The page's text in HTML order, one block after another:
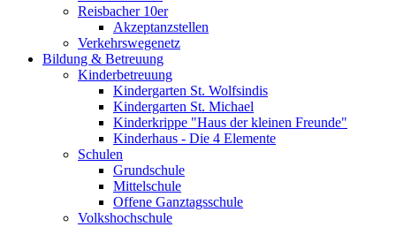
Reisbacher 10er
Akzeptanzstellen
Verkehrswegenetz
Bildung & Betreuung
Kinderbetreuung
Kindergarten St. Wolfsindis
Kindergarten St. Michael
Kinderkrippe "Haus der kleinen Freunde"
Kinderhaus - Die 4 Elemente
Schulen
Grundschule
Mittelschule
Offene Ganztagsschule
Volkshochschule